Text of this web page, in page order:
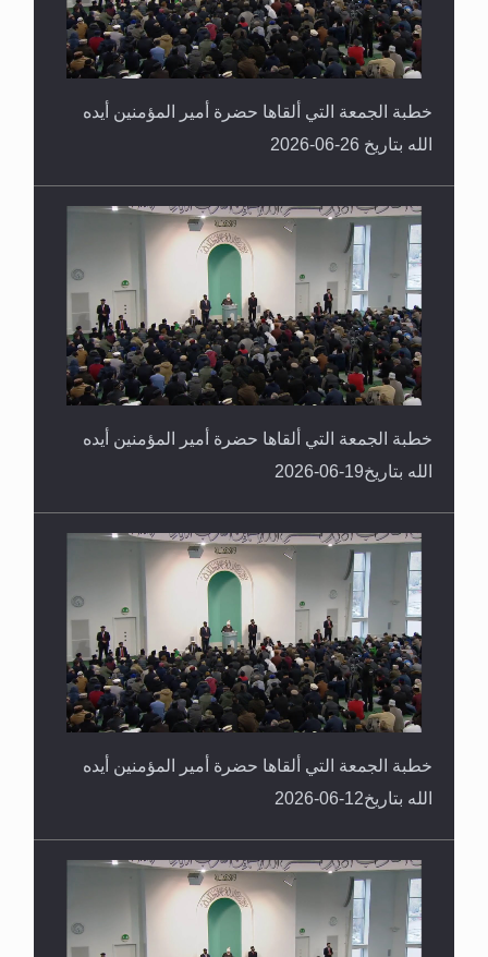
خطبة الجمعة التي ألقاها حضرة أمير المؤمنين أيده
الله بتاريخ 26-06-2026
خطبة الجمعة التي ألقاها حضرة أمير المؤمنين أيده
الله بتاريخ19-06-2026
خطبة الجمعة التي ألقاها حضرة أمير المؤمنين أيده
الله بتاريخ12-06-2026